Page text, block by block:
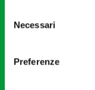
delNecessari
Preferenze
Fondazione I
Partita Iva 04410060158